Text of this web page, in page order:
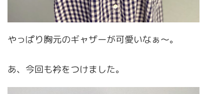
やっぱり胸元のギャザーが可愛いなぁ〜。
あ、今回も衿をつけました。